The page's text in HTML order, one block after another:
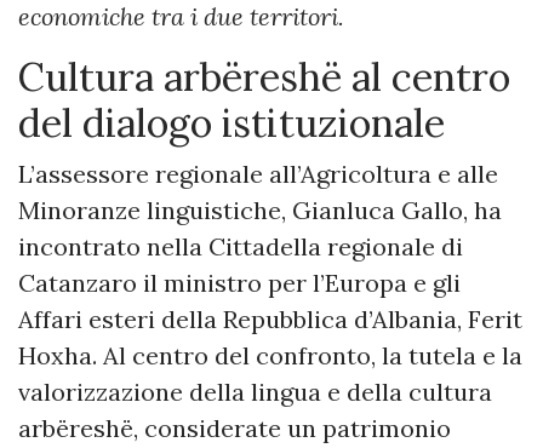
economiche tra i due territori.
Cultura arbëreshë al centro
del dialogo istituzionale
L’assessore regionale all’Agricoltura e alle
Minoranze linguistiche, Gianluca Gallo, ha
incontrato nella Cittadella regionale di
Catanzaro il ministro per l’Europa e gli
Affari esteri della Repubblica d’Albania, Ferit
Hoxha. Al centro del confronto, la tutela e la
valorizzazione della lingua e della cultura
arbëreshë, considerate un patrimonio